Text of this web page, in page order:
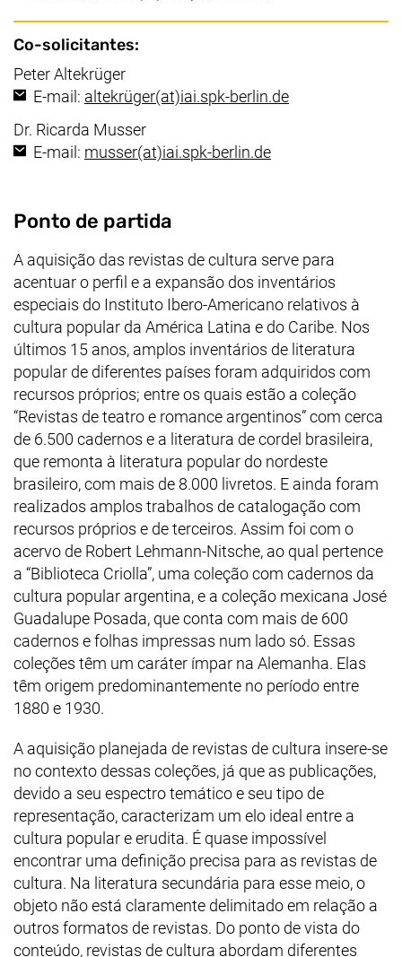
Co-solicitantes:
Peter Altekrüger
E-mail: altekrüger​(at)​iai.spk-berlin.de(abre seu
Dr. Ricarda Musser
E-mail: musser​(at)​iai.spk-berlin.de(abre seu cliente
Descrição
Ponto de partida
A aquisição das revistas de cultura serve para
acentuar o perfil e a expansão dos inventários
especiais do Instituto Ibero-Americano relativos à
cultura popular da América Latina e do Caribe. Nos
últimos 15 anos, amplos inventários de literatura
popular de diferentes países foram adquiridos com
recursos próprios; entre os quais estão a coleção
“Revistas de teatro e romance argentinos” com cerca
de 6.500 cadernos e a literatura de cordel brasileira,
que remonta à literatura popular do nordeste
brasileiro, com mais de 8.000 livretos. E ainda foram
realizados amplos trabalhos de catalogação com
recursos próprios e de terceiros. Assim foi com o
acervo de Robert Lehmann-Nitsche, ao qual pertence
a “Biblioteca Criolla”, uma coleção com cadernos da
cultura popular argentina, e a coleção mexicana José
Guadalupe Posada, que conta com mais de 600
cadernos e folhas impressas num lado só. Essas
coleções têm um caráter ímpar na Alemanha. Elas
têm origem predominantemente no período entre
1880 e 1930.
A aquisição planejada de revistas de cultura insere-se
no contexto dessas coleções, já que as publicações,
devido a seu espectro temático e seu tipo de
representação, caracterizam um elo ideal entre a
cultura popular e erudita. É quase impossível
encontrar uma definição precisa para as revistas de
cultura. Na literatura secundária para esse meio, o
objeto não está claramente delimitado em relação a
outros formatos de revistas. Do ponto de vista do
conteúdo, revistas de cultura abordam diferentes